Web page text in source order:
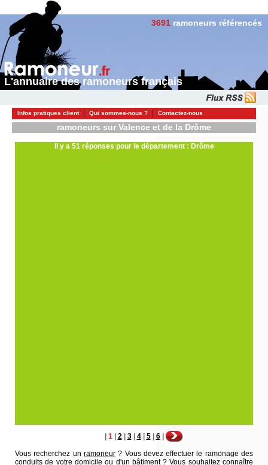
L'annuaire des ramoneurs français
3691 ramoneurs référencés
Infos pratiques client Qui sommes-nous ? Contactez-nous
ramoneurs sur Valence et de la Drôme
Il y a 51 réponses pour le département : Drôme
1| 2| 3| 4| 5| 6|
Vous recherchez un ramoneur? Vous devez effectuer le ramonage des
conduits de votre domicile ou d'un bâtiment ? Vous souhaitez connaître